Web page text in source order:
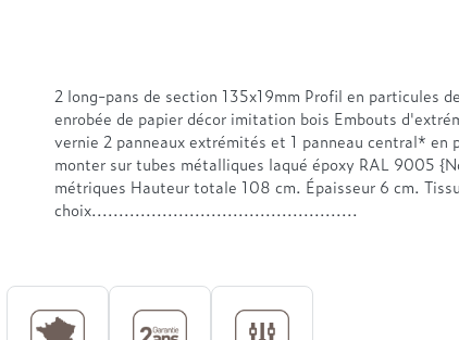
2 long-pans de section 135x19mm Profil en particules
enrobée de papier décor imitation bois Embouts
vernie 2 panneaux extrémités et 1 panneau central* en
monter sur tubes métalliques laqué époxy RAL 9005
métriques Hauteur totale 108 cm. Épaisseur 6 cm.
choix.................................................